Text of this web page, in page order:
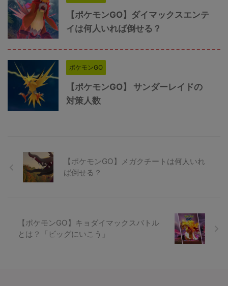
【ポケモンGO】ダイマックスエンテ
イは何人いれば倒せる？
ポケモンGO
【ポケモンGO】 サンダーレイドの
対策人数
【ポケモンGO】メガクチートは何人いれ
ば倒せる？
【ポケモンGO】キョダイマックスバトル
とは？「ビッグにいこう」